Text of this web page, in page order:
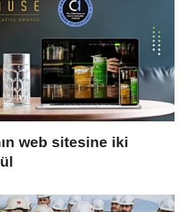
web sitesine iki